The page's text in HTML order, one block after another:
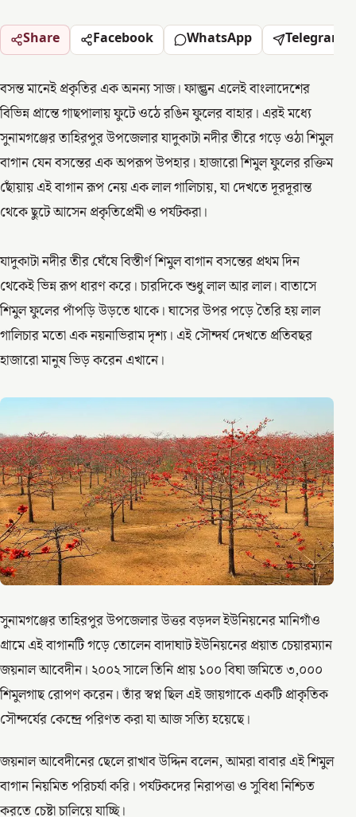
Share Facebook WhatsApp Telegram
বসন্ত মানেই প্রকৃতির এক অনন্য সাজ। ফাল্গুন এলেই বাংলাদেশের
বিভিন্ন প্রান্তে গাছপালায় ফুটে ওঠে রঙিন ফুলের বাহার। এরই মধ্যে
সুনামগঞ্জের তাহিরপুর উপজেলার যাদুকাটা নদীর তীরে গড়ে ওঠা শিমুল
বাগান যেন বসন্তের এক অপরূপ উপহার। হাজারো শিমুল ফুলের রক্তিম
ছোঁয়ায় এই বাগান রূপ নেয় এক লাল গালিচায়, যা দেখতে দূরদূরান্ত
থেকে ছুটে আসেন প্রকৃতিপ্রেমী ও পর্যটকরা।
যাদুকাটা নদীর তীর ঘেঁষে বিস্তীর্ণ শিমুল বাগান বসন্তের প্রথম দিন
থেকেই ভিন্ন রূপ ধারণ করে। চারদিকে শুধু লাল আর লাল। বাতাসে
শিমুল ফুলের পাঁপড়ি উড়তে থাকে। ঘাসের উপর পড়ে তৈরি হয় লাল
গালিচার মতো এক নয়নাভিরাম দৃশ্য। এই সৌন্দর্য দেখতে প্রতিবছর
হাজারো মানুষ ভিড় করেন এখানে।
সুনামগঞ্জের তাহিরপুর উপজেলার উত্তর বড়দল ইউনিয়নের মানিগাঁও
গ্রামে এই বাগানটি গড়ে তোলেন বাদাঘাট ইউনিয়নের প্রয়াত চেয়ারম্যান
জয়নাল আবেদীন। ২০০২ সালে তিনি প্রায় ১০০ বিঘা জমিতে ৩,০০০
শিমুলগাছ রোপণ করেন। তাঁর স্বপ্ন ছিল এই জায়গাকে একটি প্রাকৃতিক
সৌন্দর্যের কেন্দ্রে পরিণত করা যা আজ সত্যি হয়েছে।
জয়নাল আবেদীনের ছেলে রাখাব উদ্দিন বলেন, আমরা বাবার এই শিমুল
বাগান নিয়মিত পরিচর্যা করি। পর্যটকদের নিরাপত্তা ও সুবিধা নিশ্চিত
করতে চেষ্টা চালিয়ে যাচ্ছি।